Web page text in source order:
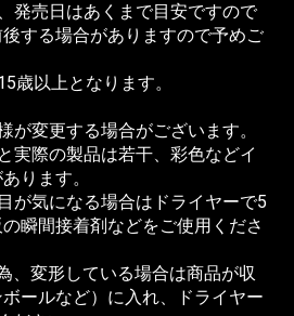
発売日はあくまで目安ですので
する場合がありますので予めご
歳以上となります。
が変更する場合がございます。
実際の製品は若干、彩色などイ
ります。
が気になる場合はドライヤーで5
瞬間接着剤などをご使用くださ
、変形している場合は商品が収
ールなど）に入れ、ドライヤー